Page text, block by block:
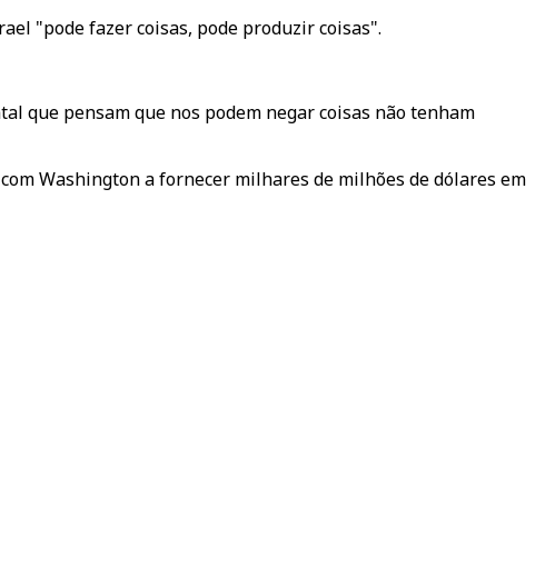
"pode fazer coisas, pode produzir coisas".
que pensam que nos podem negar coisas não tenham
Washington a fornecer milhares de milhões de dólares em